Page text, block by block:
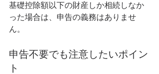
基礎控除額以下の財産しか相続しなか
った場合は、申告の義務はありませ
ん。
申告不要でも注意したいポイン
ト